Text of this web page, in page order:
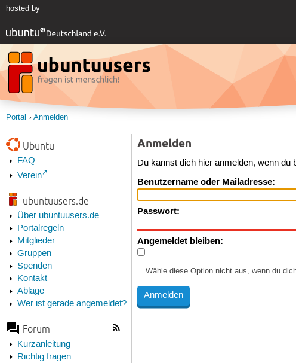
hosted by
Portal Anmelden
Ubuntu
FAQ
Verein
ubuntuusers.de
Über ubuntuusers.de
Portalregeln
Mitglieder
Gruppen
Spenden
Kontakt
Ablage
Wer ist gerade angemeldet?
Forum
Kurzanleitung
Richtig fragen
Anmelden
Du kannst dich hier anmelden, wenn du
Benutzername oder Mailadresse:
Passwort:
Angemeldet bleiben:
Wähle diese Option nicht aus, wenn du